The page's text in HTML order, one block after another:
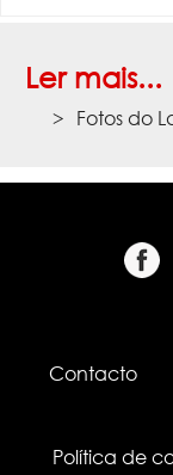
Ler mais...
Fotos do
Contacto
Política de